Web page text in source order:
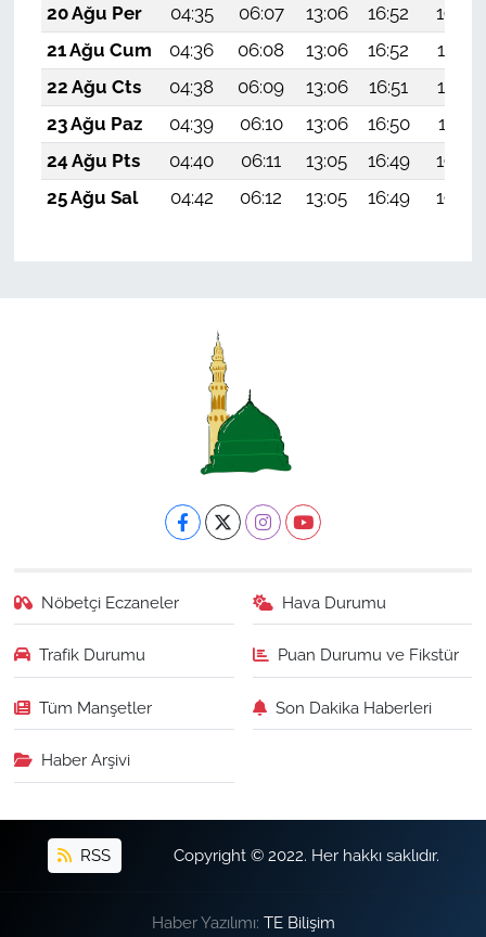
20 Ağu Per
04:35 06:07 13:06 16:52
19:56
21 Ağu Cum
04:36 06:08 13:06 16:52
19:54
22 Ağu Cts
04:38 06:09 13:06 16:51
19:53
23 Ağu Paz
04:39 06:10 13:06 16:50
19:51
24 Ağu Pts
04:40 06:11 13:05 16:49
19:50
25 Ağu Sal
04:42 06:12 13:05 16:49 19:48
Nöbetçi Eczaneler Hava Durumu
Trafik Durumu Puan Durumu ve Fikstür
Tüm Manşetler Son Dakika Haberleri
Haber Arşivi
RSS Copyright © 2022. Her hakkı saklıdır.
Haber Yazılımı: TE Bilişim